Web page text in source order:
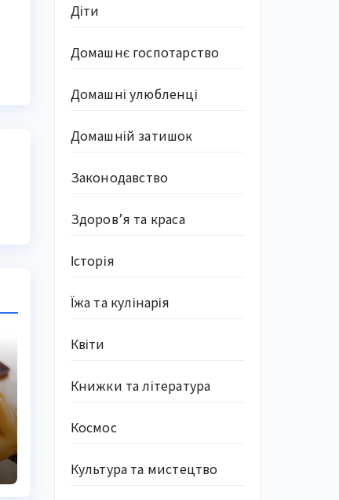
Діти
Домашнє госпотарство
Домашні улюбленці
Домашній затишок
Законодавство
Здоров’я та краса
Історія
Їжа та кулінарія
Квіти
Книжки та література
Космос
Культура та мистецтво